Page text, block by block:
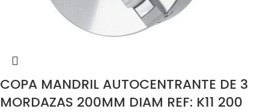
COPA MANDRIL AUTOCENTRANTE DE 3
MORDAZAS 200MM DIAM REF: K11 200